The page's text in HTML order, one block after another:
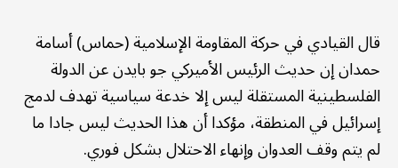
قال القيادي في حركة المقاومة الإسلامية (حماس) أسامة
حمدان إن حديث الرئيس الأميركي جو بايدن عن الدولة
الفلسطينية المستقلة ليس إلا خدعة سياسية تهدف لدمج
إسرائيل في المنطقة، مؤكدا أن هذا الحديث ليس جادا ما
لم يتم وقف العدوان وإنهاء الاحتلال بشكل فوري.